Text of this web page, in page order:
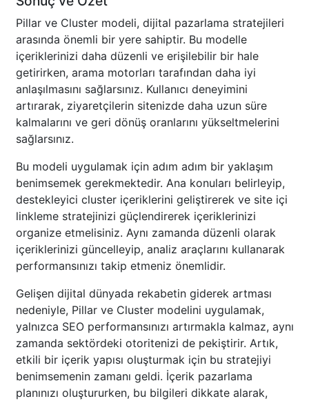
Pillar ve Cluster modeli, dijital pazarlama stratejileri
arasında önemli bir yere sahiptir. Bu modelle
içeriklerinizi daha düzenli ve erişilebilir bir hale
getirirken, arama motorları tarafından daha iyi
anlaşılmasını sağlarsınız. Kullanıcı deneyimini
artırarak, ziyaretçilerin sitenizde daha uzun süre
kalmalarını ve geri dönüş oranlarını yükseltmelerini
sağlarsınız.
Bu modeli uygulamak için adım adım bir yaklaşım
benimsemek gerekmektedir. Ana konuları belirleyip,
destekleyici cluster içeriklerini geliştirerek ve site içi
linkleme stratejinizi güçlendirerek içeriklerinizi
organize etmelisiniz. Aynı zamanda düzenli olarak
içeriklerinizi güncelleyip, analiz araçlarını kullanarak
performansınızı takip etmeniz önemlidir.
Gelişen dijital dünyada rekabetin giderek artması
nedeniyle, Pillar ve Cluster modelini uygulamak,
yalnızca SEO performansınızı artırmakla kalmaz, aynı
zamanda sektördeki otoritenizi de pekiştirir. Artık,
etkili bir içerik yapısı oluşturmak için bu stratejiyi
benimsemenin zamanı geldi. İçerik pazarlama
planınızı oluştururken, bu bilgileri dikkate alarak,